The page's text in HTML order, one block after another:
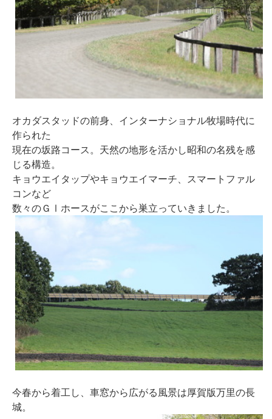
オカダスタッドの前身、インターナショナル牧場時代に
作られた
現在の坂路コース。天然の地形を活かし昭和の名残を感
じる構造。
キョウエイタップやキョウエイマーチ、スマートファル
コンなど
数々のＧⅠホースがここから巣立っていきました。
今春から着工し、車窓から広がる風景は厚賀版万里の長
城。